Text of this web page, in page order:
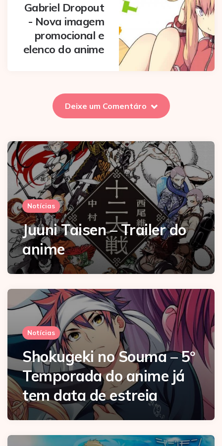
Gabriel Dropout
- Nova imagem
promocional e
elenco do anime
Deixe um Comentáro
Notícias
Juuni Taisen – Trailer do
anime
Notícias
Shokugeki no Souma – 5º
Temporada do anime já
tem data de estreia